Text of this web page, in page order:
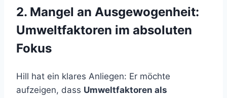
2. Mangel an Ausgewogenheit:
Umweltfaktoren im absoluten
Fokus
Hill hat ein klares Anliegen: Er möchte
aufzeigen, dass Umweltfaktoren als